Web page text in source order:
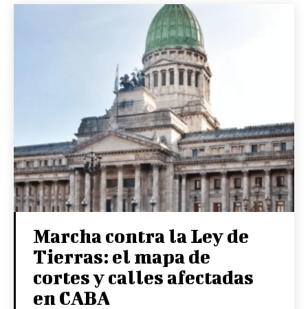
Marcha contra la Ley de
Tierras: el mapa de
cortes y calles afectadas
en CABA